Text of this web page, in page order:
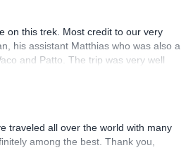
Juan. If you're looking for an
with a team that truly knows and
them. The experience could
you Merlin, Juan &amp; the rest of
for an incredible time!
on this trek. Most credit to our very
his assistant Matthias who was also a
and Patto. The trip was very well
a lot from being hands on as far as
different to offer. Would definitely
Patagonia to anyone who wants see
love to do the Southern Ice field
traveled all over the world with many
among the best. Thank you,